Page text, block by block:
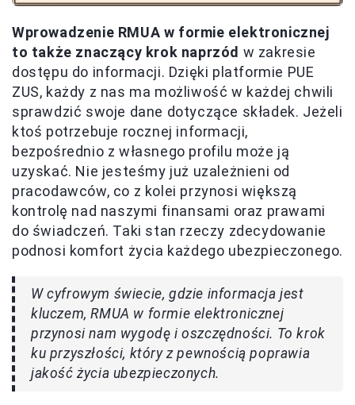
Wprowadzenie RMUA w formie elektronicznej
to także znaczący krok naprzód w zakresie
dostępu do informacji. Dzięki platformie PUE
ZUS, każdy z nas ma możliwość w każdej chwili
sprawdzić swoje dane dotyczące składek. Jeżeli
ktoś potrzebuje rocznej informacji,
bezpośrednio z własnego profilu może ją
uzyskać. Nie jesteśmy już uzależnieni od
pracodawców, co z kolei przynosi większą
kontrolę nad naszymi finansami oraz prawami
do świadczeń. Taki stan rzeczy zdecydowanie
podnosi komfort życia każdego ubezpieczonego.
W cyfrowym świecie, gdzie informacja jest
kluczem, RMUA w formie elektronicznej
przynosi nam wygodę i oszczędności. To krok
ku przyszłości, który z pewnością poprawia
jakość życia ubezpieczonych.